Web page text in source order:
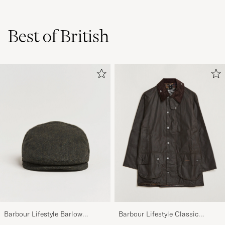
Best of British
Barbour Lifestyle Barlow
Barbour Lifestyle Classic